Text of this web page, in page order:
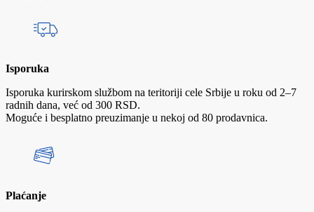
Isporuka
Isporuka kurirskom službom na teritoriji cele Srbije u roku od 2–7
radnih dana, već od 300 RSD.
Moguće i besplatno preuzimanje u nekoj od 80 prodavnica.
Plaćanje